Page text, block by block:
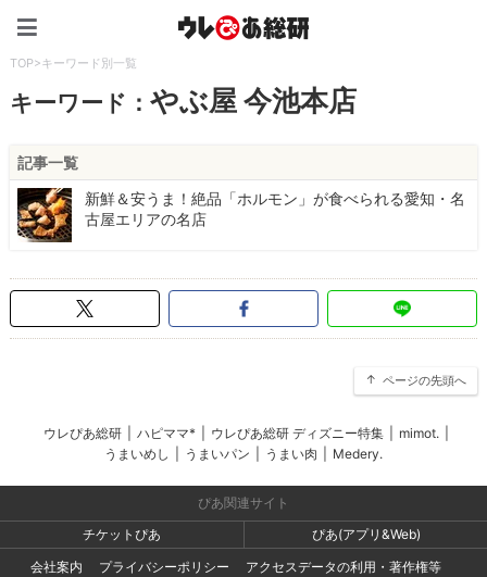
TOP>キーワード別一覧
キーワード：やぶ屋 今池本店
記事一覧
新鮮＆安うま！絶品「ホルモン」が食べられる愛知・名
古屋エリアの名店
ページの先頭へ
ウレぴあ総研 ハピママ* ウレぴあ総研 ディズニー特集 mimot.
うまいめし
うまいパン うまい肉 Medery.
ぴあ関連サイト
チケットぴあ
ぴあ(アプリ&Web)
会社案内
プライバシーポリシー
アクセスデータの利用・著作権等